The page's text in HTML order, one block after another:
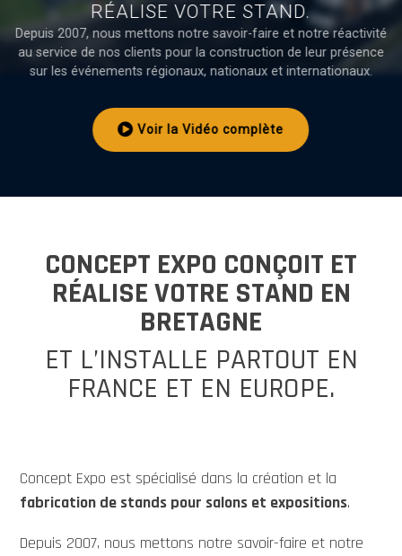
STANDS SUR-MESURE
STANDS ECOMODULABLES
L’ÉVÉNEMENTIEL
CONTACT
RÉALISE VOTRE STAND.
Depuis 2007, nous mettons notre savoir-faire et notre réactivité
au service de nos clients pour la construction de leur présence
sur les événements régionaux, nationaux et internationaux.
Voir la Vidéo complète
CONCEPT EXPO CONÇOIT ET
RÉALISE VOTRE STAND EN
BRETAGNE
ET L’INSTALLE PARTOUT EN
FRANCE ET EN EUROPE.
Concept Expo est spécialisé dans la création et la
fabrication de stands pour salons et expositions.
Depuis 2007, nous mettons notre savoir-faire et notre